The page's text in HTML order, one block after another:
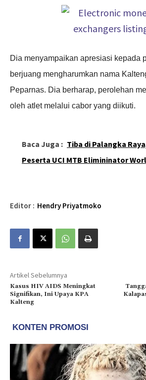
Dia menyampaikan apresiasi kepada
berjuang mengharumkan nama
Peparnas. Dia berharap, perolehan
oleh atlet melalui cabor yang diikuti.
Baca Juga : Tiba di Palangka
Peserta UCI MTB Elimininator
Editor : Hendry Priyatmoko
Artikel Sebelumnya
Kasus HIV AIDS Meningkat
Signifikan, Ini Upaya KPA
Kalteng